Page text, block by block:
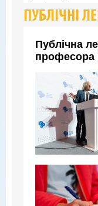
Публічна
професора